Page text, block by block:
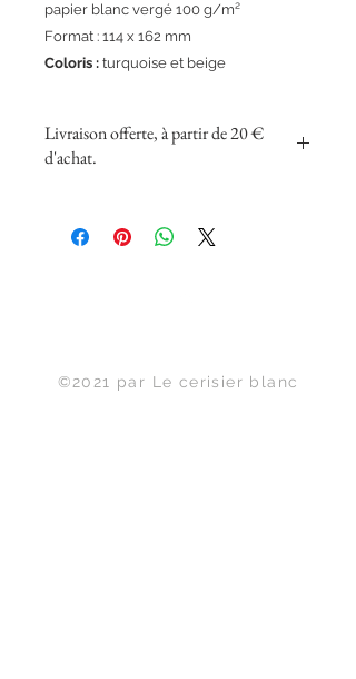
papier blanc vergé 100 g/m²
Format : 114 x 162 mm
Coloris : turquoise et beige
Livraison offerte, à partir de 20 €
d'achat.
©2021 par Le cerisier blanc